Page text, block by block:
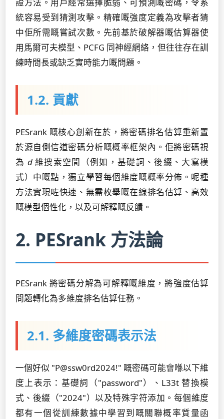
統容易受到猜測攻擊。精確嘅強度定義為攻擊者猜
中佢所需嘅嘗試次數。先前基於破解器嘅估算器使
用馬爾可夫模型、PCFG 同神經網絡，但往往存在訓
練時間長或缺乏實時能力嘅問題。
1.2. 貢獻
PESrank 嘅核心創新在於，將密碼排名估算重新置
於源自側信道密碼分析嘅概率框架內。佢將密碼視
為 d維搜索空間（例如，基礎詞、後綴、大寫模
式）中嘅點，獨立學習每個維度嘅概率分佈。呢種
方法實現咗快速、無需枚舉嘅在線排名估算、高效
嘅模型個性化，以及可解釋嘅反饋。
2. PESrank 方法論
PESrank 將密碼分解為可解釋嘅維度，將強度估算
問題轉化為多維度排名估算任務。
2.1. 多維度密碼表示法
一個好似 "P@ssw0rd2024!" 嘅密碼可能會喺以下維
度上表示：基礎詞（"password"）、L33t 替換模
式、後綴（"2024"）以及特殊字符添加。每個維度
都有一個從訓練數據中學習到嘅關聯概率質量函